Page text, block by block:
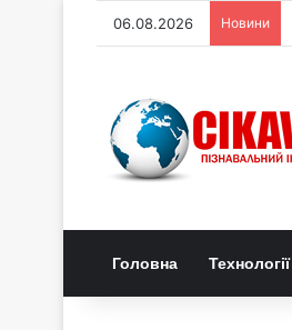
06.08.2026 Новини
Головна Технології